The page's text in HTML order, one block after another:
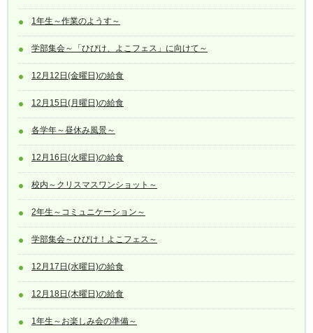
1年生～作業のようす～
学部集会～「ひびけ、よこフェス」に向けて～
12月12日(金曜日)の給食
12月15日(月曜日)の給食
各学年～昼休み風景～
12月16日(火曜日)の給食
校内～クリスマスワンショット～
2年生～コミュニケーション～
学部集会～ひびけ！よこフェス～
12月17日(水曜日)の給食
12月18日(木曜日)の給食
1年生～お楽しみ会の準備～